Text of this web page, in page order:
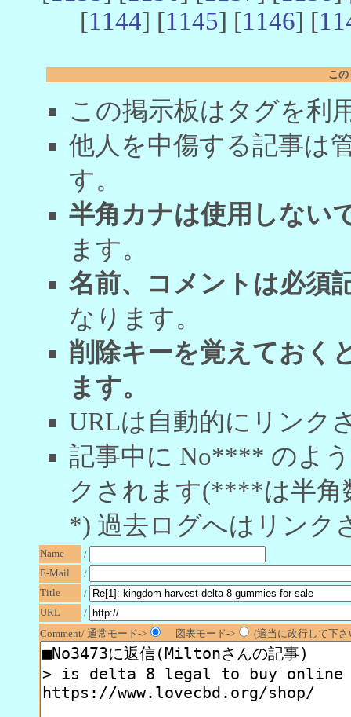
[1144] [1145] [1146] [
こ
この掲示板はタグを利
他人を中傷する記事は
す。
半角カナは使用しない
ます。
名前、コメントは必須
なります。
削除キーを覚えておく
ます。
URLは自動的にリンク
記事中に No**** のよ
クされます(****は半角
*) 過去ログへはリンク
Name
/
E-Mail
/
Title
/
URL
/
Comment/ 通常モード->
図表モード-> (適当に改行して下